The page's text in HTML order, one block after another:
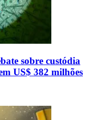
sobre custódia
US$ 382 milhões